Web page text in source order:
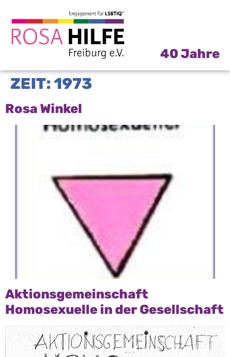
40 Jahre
ZEIT:1973
Rosa Winkel
Aktionsgemeinschaft
Homosexuelle in der Gesellschaft